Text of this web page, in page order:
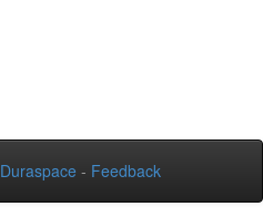
Duraspace - Feedback